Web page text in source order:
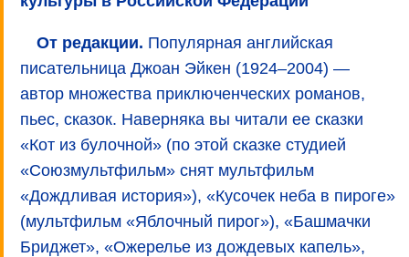
От редакции. Популярная английская
писательница Джоан Эйкен (1924–2004) —
автор множества приключенческих романов,
пьес, сказок. Наверняка вы читали ее сказки
«Кот из булочной» (по этой сказке студией
«Союзмультфильм» снят мультфильм
«Дождливая история»), «Кусочек неба в пироге»
(мультфильм «Яблочный пирог»), «Башмачки
Бриджет», «Ожерелье из дождевых капель»,